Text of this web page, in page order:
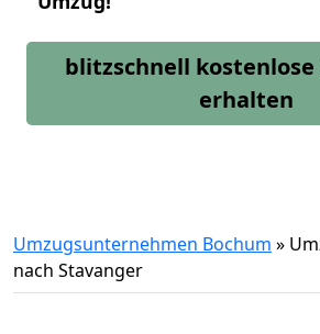
blitzschnell
erhalten
Umzugsunternehmen Bochum »
nach Stavanger